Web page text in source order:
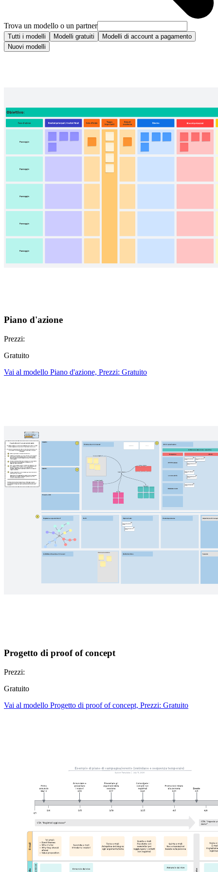
Trova un modello o un partner
Tutti i modelli Modelli gratuiti
Modelli di account a pagamento
Nuovi modelli
Piano d'azione
Prezzi:
Gratuito
Vai al modello Piano d'azione, Prezzi: Gratuito
Progetto di proof of concept
Prezzi:
Gratuito
Vai al modello Progetto di proof of concept, Prezzi: Gratuito